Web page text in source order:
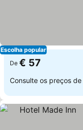
Escolha popular
De € 57
Consulte os preços de